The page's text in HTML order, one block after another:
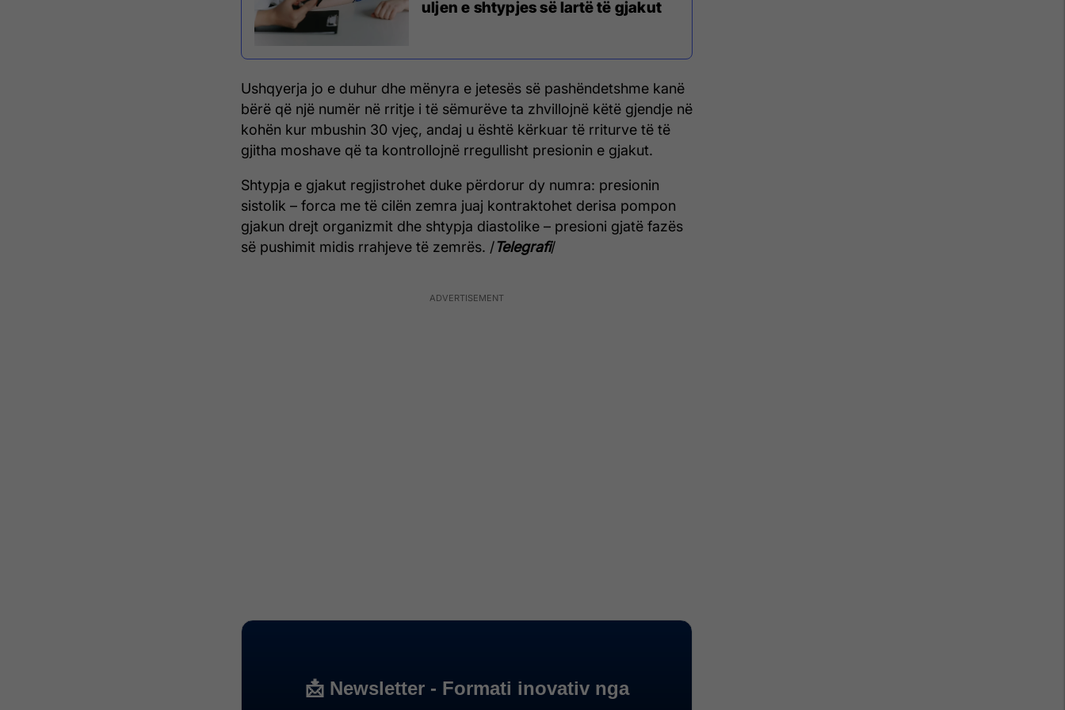
uljen e shtypjes së lartë të gjakut
Ushqyerja jo e duhur dhe mënyra e jetesës së pashëndetshme kanë
bërë që një numër në rritje i të sëmurëve ta zhvillojnë këtë gjendje në
kohën kur mbushin 30 vjeç, andaj u është kërkuar të rriturve të të
gjitha moshave që ta kontrollojnë rregullisht presionin e gjakut.
Shtypja e gjakut regjistrohet duke përdorur dy numra: presionin
sistolik – forca me të cilën zemra juaj kontraktohet derisa pompon
gjakun drejt organizmit dhe shtypja diastolike – presioni gjatë fazës
së pushimit midis rrahjeve të zemrës. /Telegrafi/